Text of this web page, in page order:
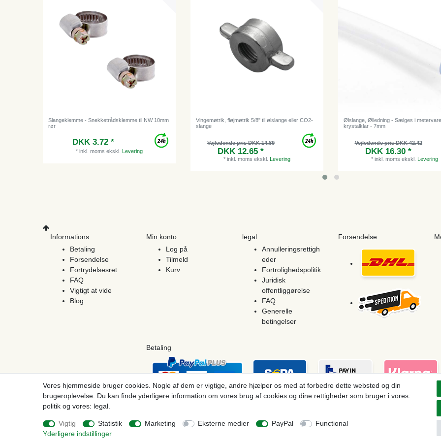
Slangeklemme - Snekketrådsklemme til NW 10mm
rør
DKK 3.72 *
* inkl. moms ekskl. Levering
Vingemøtrik, fløjmøtrik 5/8" til ølslange eller CO2-
slange
Vejledende pris DKK 14.89
DKK 12.65 *
* inkl. moms ekskl. Levering
Ølslange, Ølledning - Sælges i
krystalklar - 7mm
Vejledende pris DKK 42.42
DKK 16.30 *
* inkl. moms ekskl. Levering
Informations
Betaling
Forsendelse
Fortrydelsesret
FAQ
Vigtigt at vide
Blog
Min konto
Log på
Tilmeld
Kurv
legal
Annulleringsrettigh
eder
Fortrolighedspolitik
Juridisk
offentliggørelse
FAQ
Generelle
betingelser
Forsendelse
Betaling
Vores hjemmeside bruger cookies. Nogle af dem er vigtige, andre hjælper os med at forbedre dette websted og din
brugeroplevelse. Du kan finde yderligere information om vores brug af cookies og dine rettigheder som bruger i vores:
politik og vores: legal.
Vigtig Statistik Marketing Eksterne medier PayPal
Functional
Yderligere indstillinger